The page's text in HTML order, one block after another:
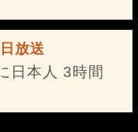
放送
日本人 3時間